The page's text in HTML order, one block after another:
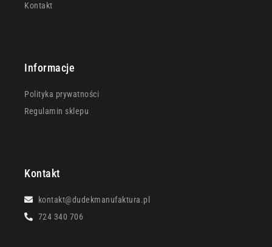
Kontakt
kontakt@dudekmanufaktura.pl
724 340 706
Informacje
Polityka prywatności
Regulamin sklepu
Kontakt